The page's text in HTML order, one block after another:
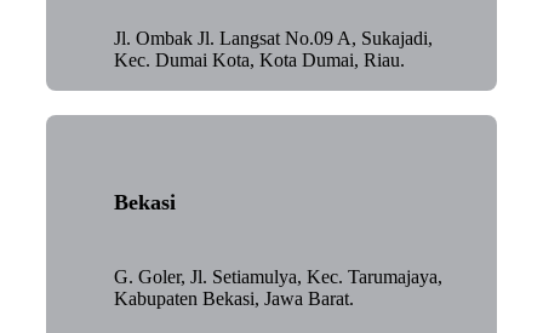
Jl. Ombak Jl. Langsat No.09 A, Sukajadi,
Kec. Dumai Kota, Kota Dumai, Riau.
Bekasi
G. Goler, Jl. Setiamulya, Kec. Tarumajaya,
Kabupaten Bekasi, Jawa Barat.